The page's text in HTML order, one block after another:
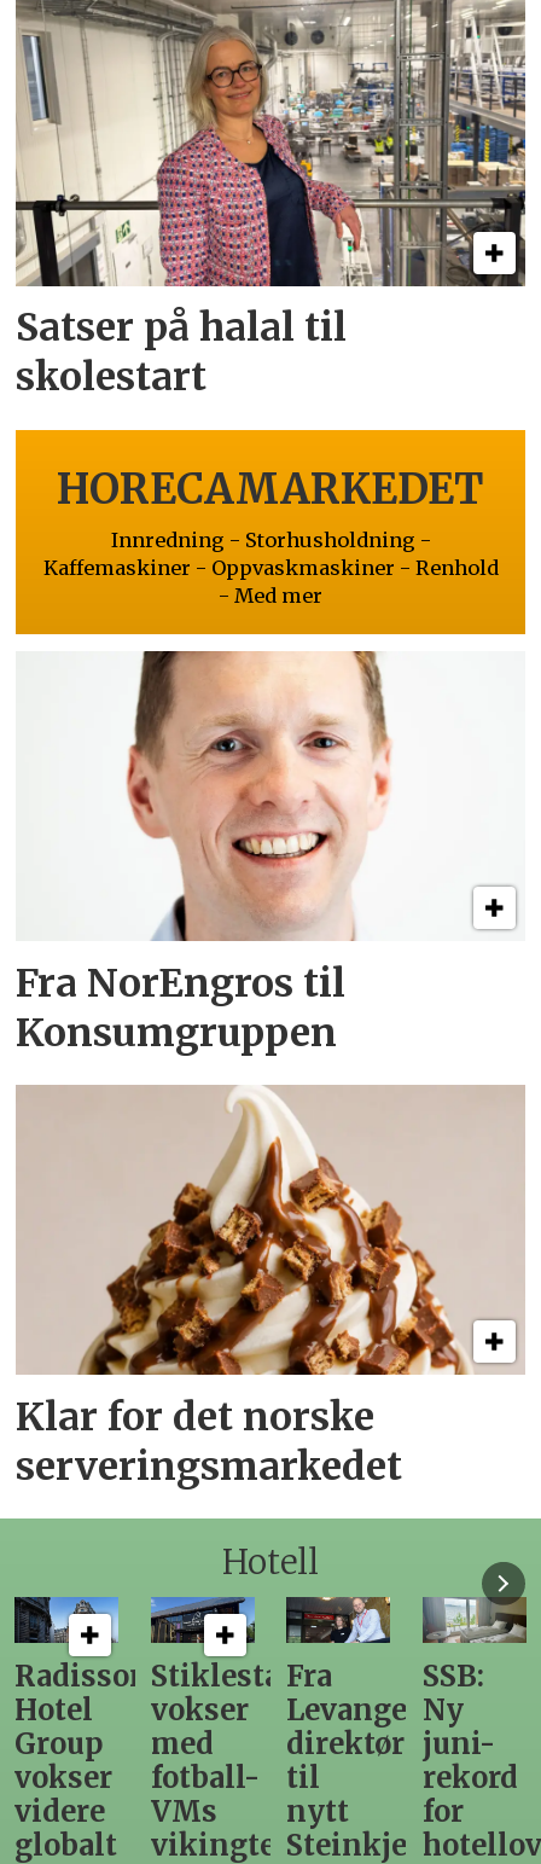
Satser på halal til
skolestart
HORECAMARKEDET
Innredning - Storhusholdning -
Kaffemaskiner - Oppvaskmaskiner - Renhold
- Med mer
Fra NorEngros til
Konsumgruppen
Klar for det norske
serveringsmarkedet
Hotell
Stiklestad
vokser
med
fotball-
VMs
vikingtematikk
Fra
Levanger-
direktør
til
nytt
Steinkjer-
SSB:
Ny
juni-
rekord
for
Elendig
gir
utslag
for